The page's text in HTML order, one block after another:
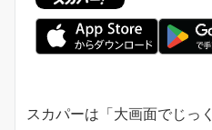
スカパーは「大画面でじっ